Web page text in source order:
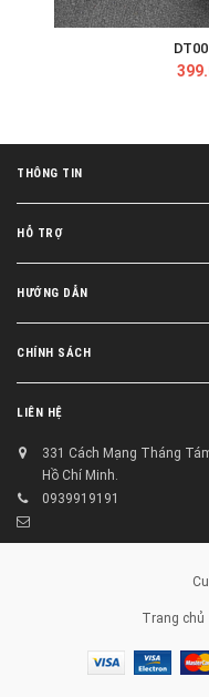
THÔNG TIN
HỖ TRỢ
HƯỚNG DẪN
CHÍNH SÁCH
LIÊN HỆ
331 Cách Mạng Tháng
Hồ Chí Minh.
0939919191
Trang chủ